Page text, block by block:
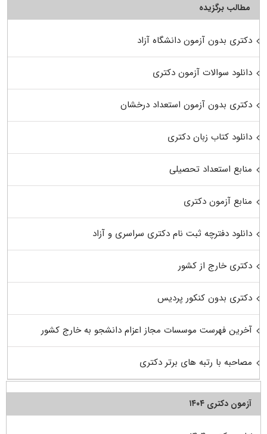
مطالب برگزیده
دکتری بدون آزمون دانشگاه آزاد
دانلود سوالات آزمون دکتری
دکتری بدون آزمون استعداد درخشان
دانلود کتاب زبان دکتری
منابع استعداد تحصیلی
منابع آزمون دکتری
دانلود دفترچه ثبت نام دکتری سراسری و آزاد
دکتری خارج از کشور
دکتری بدون کنکور پردیس
آخرین فهرست موسسات مجاز اعزام دانشجو به خارج کشور
مصاحبه با رتبه های برتر دکتری
آزمون دکتری ۱۴۰۴